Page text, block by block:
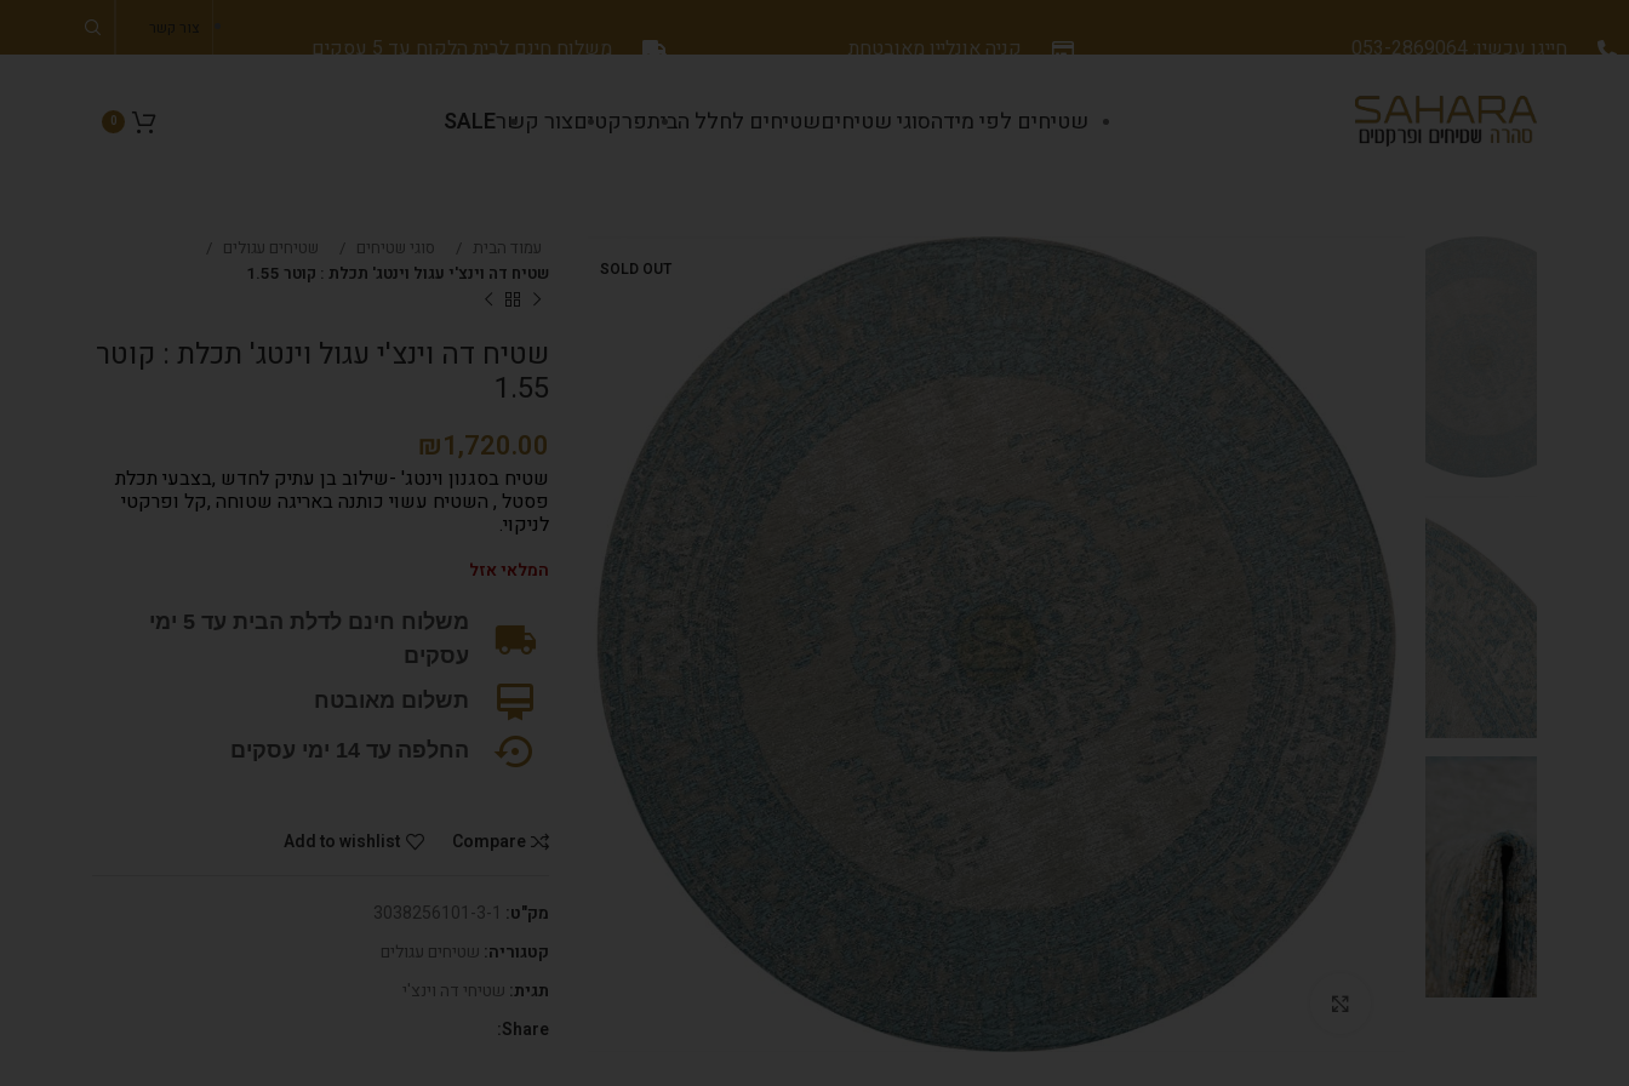
משלוח חינם לבית הלקוח עד 5 עסקים קניה אונליין מאובטחת חייגו עכשיו: 053-2869064
צור קשר
שטיחים לפי מידהסוגי שטיחיםשטיחים לחלל הביתפרקטיםצור קשרSALE
0
SOLD OUT
Click to enlarge
עמוד הבית סוגי שטיחים
שטיחים עגולים
שטיח דה וינצ'י עגול וינטג' תכלת : קוטר 1.55
שטיח דה וינצ'י עגול וינטג' תכלת : קוטר
1.55
₪
שטיח בסגנון וינטג' -שילוב בן עתיק לחדש ,בצבעי תכלת
פסטל , השטיח עשוי כותנה באריגה שטוחה ,קל ופרקטי
לניקוי.
המלאי אזל
משלוח חינם לדלת הבית עד 5 ימי
עסקים
תשלום מאובטח
החלפה עד 14 ימי עסקים
Compare
Add to wishlist
מק"ט: 3038256101-3-1
קטגוריה: שטיחים עגולים
תגית: שטיחי דה וינצ'י
Share: